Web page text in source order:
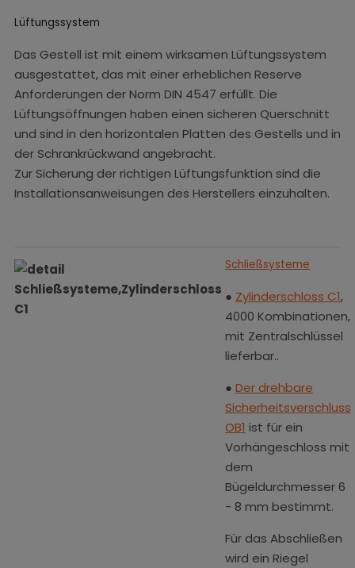
Lüftungssystem
Das Gestell ist mit einem wirksamen Lüftungssystem
ausgestattet, das mit einer erheblichen Reserve
Anforderungen der Norm DIN 4547 erfüllt. Die
Lüftungsöffnungen haben einen sicheren Querschnitt
und sind in den horizontalen Platten des Gestells und in
der Schrankrückwand angebracht.
Zur Sicherung der richtigen Lüftungsfunktion sind die
Installationsanweisungen des Herstellers einzuhalten.
Schließsysteme
● Zylinderschloss C1,
4000 Kombinationen,
mit Zentralschlüssel
lieferbar..
● Der drehbare
Sicherheitsverschluss
OB1 ist für ein
Vorhängeschloss mit
dem
Bügeldurchmesser 6
- 8 mm bestimmt.
Für das Abschließen
wird ein Riegel